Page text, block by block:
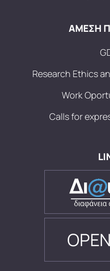
ΑΜΕΣΗ
Research Ethics
Work
Calls for